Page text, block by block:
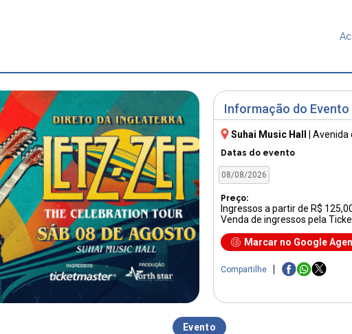
Informação do Evento
Suhai Music Hall Avenida
Datas do evento
08/08/2026
Preço:
Ingressos a partir de R$
Venda de ingressos pela
Marcar no Google
Compartilhe
Evento